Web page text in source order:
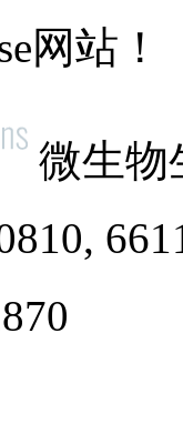
网站！
微生物